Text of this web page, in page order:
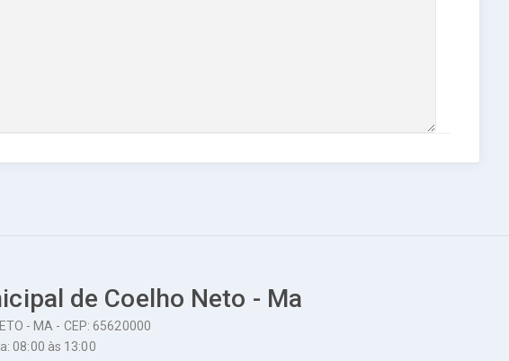
de Coelho Neto - Ma
- MA - CEP: 65620000
08:00 às 13:00